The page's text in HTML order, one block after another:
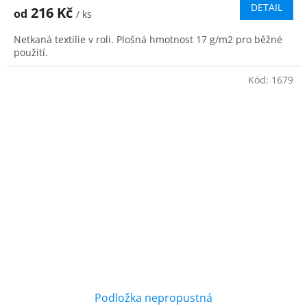
je
z
5
hvězdiček.
od 216 Kč / ks
DETAIL
Netkaná textilie v roli. Plošná hmotnost 17 g/m2 pro běžné
použití.
Podložka nepropustná
Kód: 1679